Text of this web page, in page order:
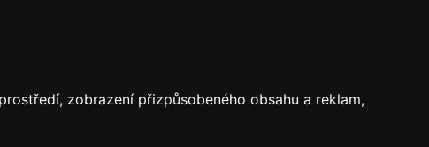
zobrazení přizpůsobeného obsahu a reklam,